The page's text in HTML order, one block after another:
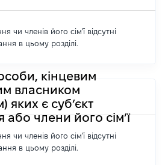
чи членів його сім'ї відсутні
в цьому розділі.
кінцевим
власником
яких є суб’єкт
або члени його сім’ї
чи членів його сім'ї відсутні
в цьому розділі.